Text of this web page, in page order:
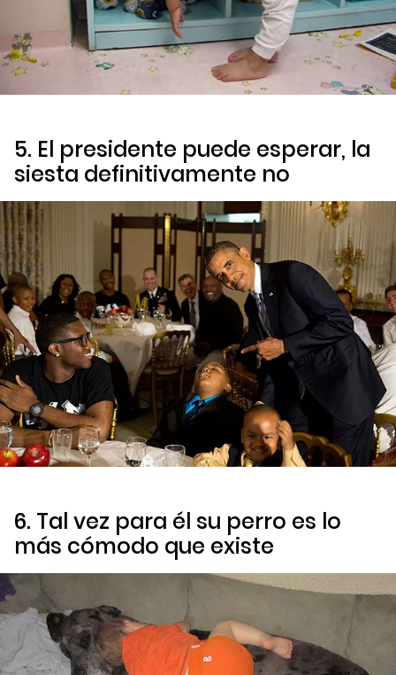
5. El presidente puede esperar, la
siesta definitivamente no
6. Tal vez para él su perro es lo
más cómodo que existe